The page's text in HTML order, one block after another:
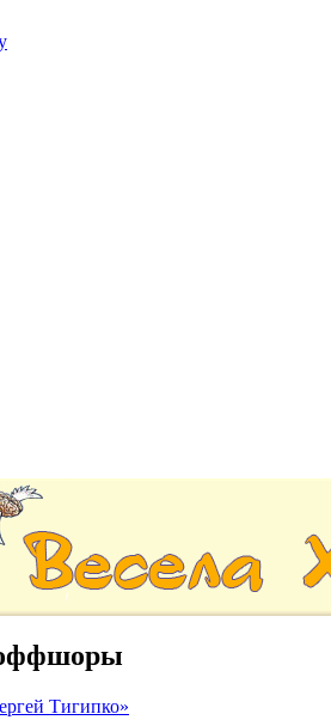
картинки, смешные истории,
приколы, карикатуры, шаржи, стихи,
Тигипко»